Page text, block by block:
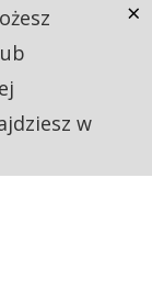
w
×